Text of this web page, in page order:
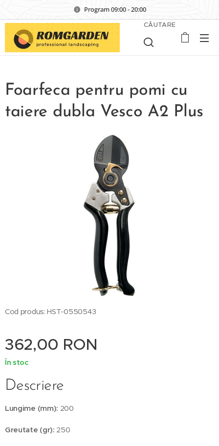
Program 09:00 - 20:00
CĂUTARE
Foarfeca pentru pomi cu
taiere dubla Vesco A2 Plus
Cod produs: HST-0550543
362,00 RON
În stoc
Descriere
Lungime (mm): 200
Greutate (gr): 250